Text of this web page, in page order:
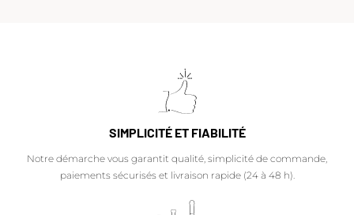
SIMPLICITÉ ET FIABILITÉ
Notre démarche vous garantit qualité, simplicité de commande,
paiements sécurisés et livraison rapide (24 à 48 h).